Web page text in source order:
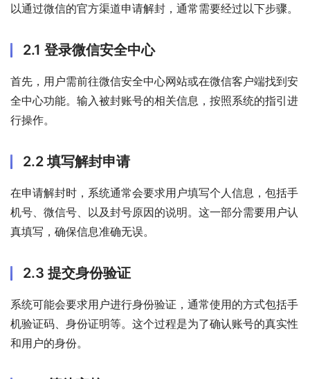
以通过微信的官方渠道申请解封，通常需要经过以下步骤。
2.1 登录微信安全中心
首先，用户需前往微信安全中心网站或在微信客户端找到安
全中心功能。输入被封账号的相关信息，按照系统的指引进
行操作。
2.2 填写解封申请
在申请解封时，系统通常会要求用户填写个人信息，包括手
机号、微信号、以及封号原因的说明。这一部分需要用户认
真填写，确保信息准确无误。
2.3 提交身份验证
系统可能会要求用户进行身份验证，通常使用的方式包括手
机验证码、身份证明等。这个过程是为了确认账号的真实性
和用户的身份。